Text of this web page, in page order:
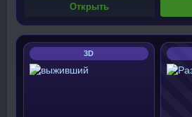
Открыть
3D